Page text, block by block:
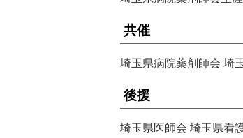
共催
埼玉県病院薬剤師会 埼
後援
埼玉県医師会 埼玉県看